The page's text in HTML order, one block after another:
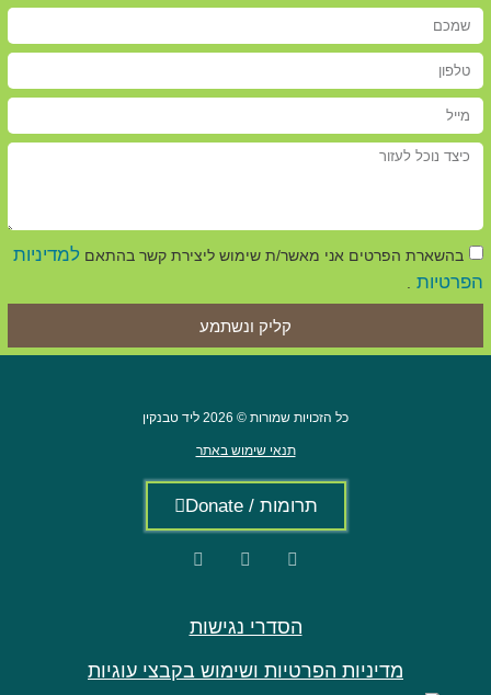
בהשארת הפרטים אני מאשר/ת שימוש ליצירת קשר בהתאם למדיניות
הפרטיות .
קליק ונשתמע
כל הזכויות שמורות © 2026 ליד טבנקין
תנאי שימוש באתר
תרומות / Donate
הסדרי נגישות
מדיניות הפרטיות ושימוש בקבצי עוגיות